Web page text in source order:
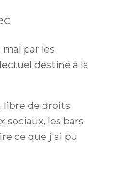
par les
destiné à la
libre de droits
sociaux, les bars
ce que j'ai pu